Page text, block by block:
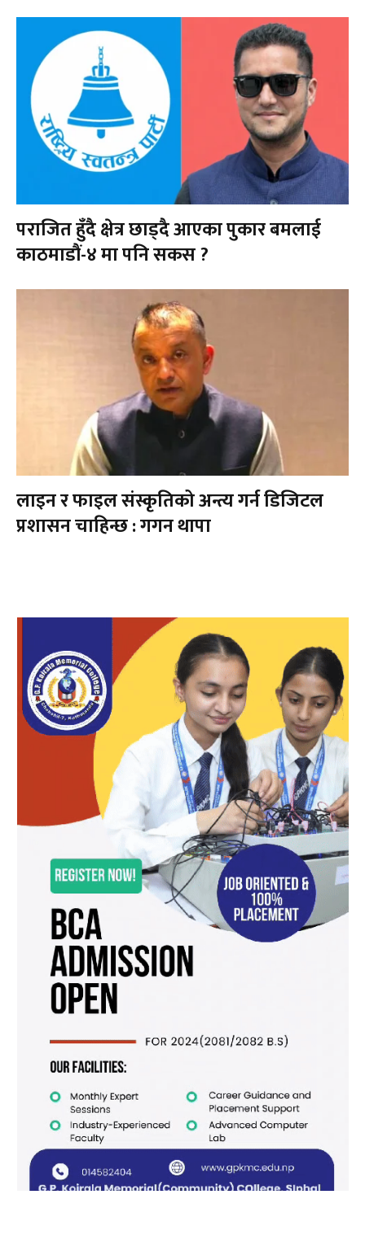
पराजित हुँदै क्षेत्र छाड्दै आएका पुकार बमलाई
काठमाडौं-४ मा पनि सकस ?
लाइन र फाइल संस्कृतिको अन्त्य गर्न डिजिटल
प्रशासन चाहिन्छ : गगन थापा